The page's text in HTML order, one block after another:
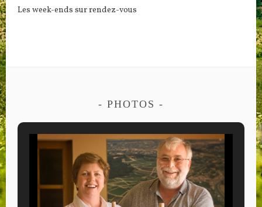
Les week-ends sur rendez-vous
PHOTOS